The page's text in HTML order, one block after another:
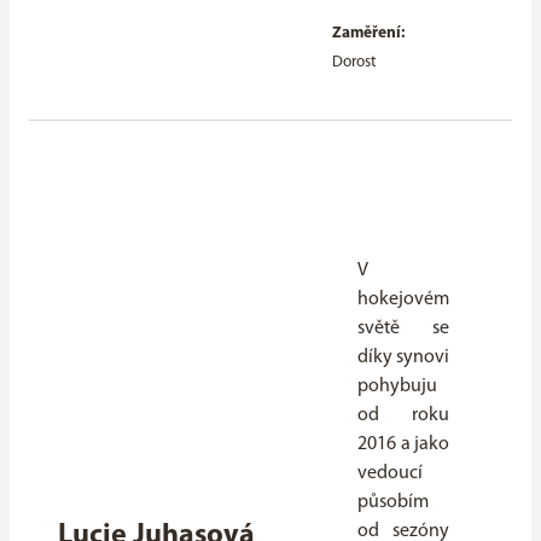
Zaměření:
Dorost
V
hokejovém
světě se
díky synovi
pohybuju
od roku
2016 a jako
vedoucí
působím
od sezóny